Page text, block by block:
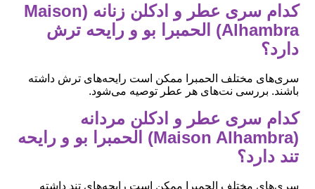
کدام سری عطر و ادکلن زنانه (Maison
Alhambra) الحمبرا بو و رایحه ترش
دارد؟
سری‌های مختلف الحمبرا ممکن است رایحه‌های ترش داشته
باشند. بررسی نت‌های هر عطر توصیه می‌شود.
کدام سری عطر و ادکلن مردانه
(Maison Alhambra) الحمبرا بو و رایحه
تند دارد؟
سری‌های مختلف الحمبرا ممکن است رایحه‌های تند داشته